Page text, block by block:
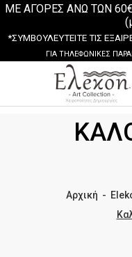
ΜΕ ΑΓΟΡΕΣ ΑΝΩ ΤΩΝ
*ΣΥΜΒΟΥΛΕΥΤΕΙΤΕ ΤΙΣ
ΓΙΑ ΤΗΛΕΦΩΝΙΚΕΣ
Αρχική -